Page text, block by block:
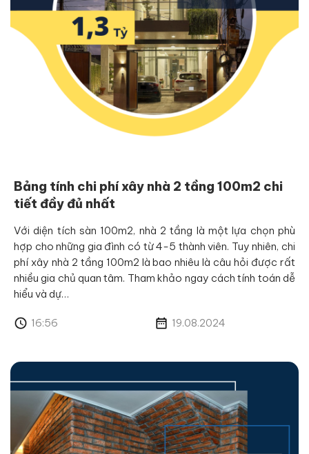
Bảng tính chi phí xây nhà 2 tầng 100m2 chi
tiết đầy đủ nhất
Với diện tích sàn 100m2, nhà 2 tầng là một lựa chọn phù
hợp cho những gia đình có từ 4-5 thành viên. Tuy nhiên, chi
phí xây nhà 2 tầng 100m2 là bao nhiêu là câu hỏi được rất
nhiều gia chủ quan tâm. Tham khảo ngay cách tính toán dễ
hiểu và dự…
16:56 19.08.2024